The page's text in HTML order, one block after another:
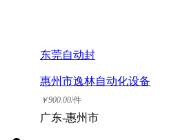
东莞自动封
惠州市逸林自动化设备
有限公司
￥900.00/件
广东-惠州市